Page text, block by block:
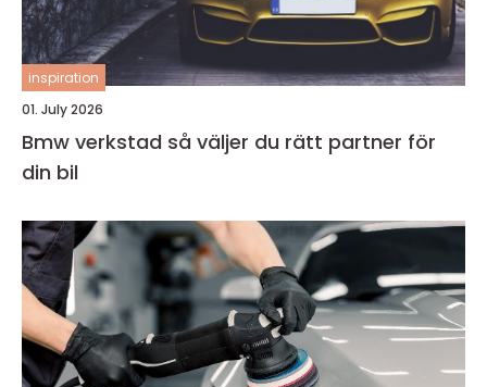
inspiration
01. July 2026
Bmw verkstad så väljer du rätt partner för
din bil